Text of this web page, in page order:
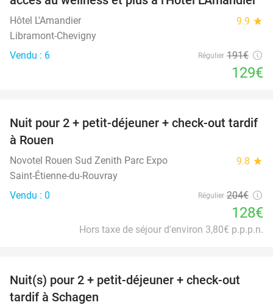
Hôtel L'Amandier 9.9 star
Libramont-Chevigny
Vendu : 6
Régulier 191€
129€
37%
Nuit pour 2 + petit-déjeuner + check-out tardif
à Rouen
Novotel Rouen Sud Zenith Parc Expo 9.8 star
Saint-Étienne-du-Rouvray
Vendu : 0
Régulier 204€
128€
Hors taxe de séjour d'environ 3,80€ p.p.p.n.
43%
Nuit(s) pour 2 + petit-déjeuner + check-out
tardif à Schagen